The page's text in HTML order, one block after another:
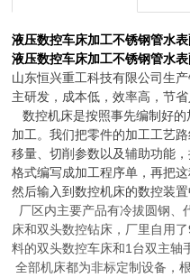
液压数控车床加工不锈钢管水
液压数控车床加工不锈钢管水
山东恒兴重工科技有限公司生
主研发，成本低，效率高，节
数控机床是按照事先编制好
加工。我们把零件的加工工艺
移量、切削参数以及辅助功能
格式编写成加工程序单，再把
然后输入到数控机床的数控装
厂区内主要产品有冷拔圆钢、
床和双头数控钻床，厂里自用了
料的双头数控车床和1 台双主轴
全部机床都为非标定制设备，